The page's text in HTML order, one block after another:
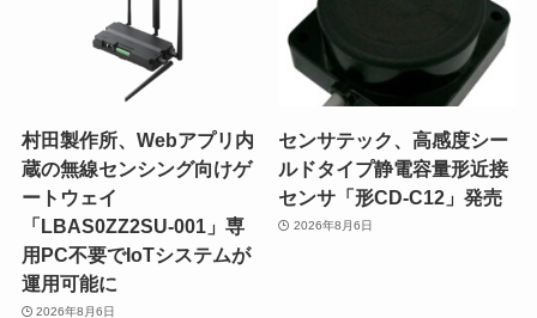
村田製作所、Webアプリ内
蔵の無線センシング向けゲ
ートウェイ
「LBAS0ZZ2SU-001」専
用PC不要でIoTシステムが
運用可能に
2026年8月6日
センサテック、高感度シー
ルドタイプ静電容量形近接
センサ「形CD-C12」発売
2026年8月6日